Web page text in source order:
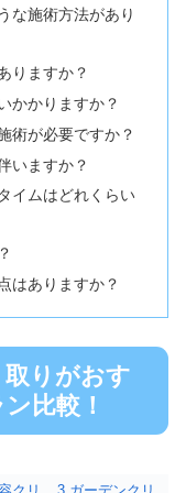
な施術方法があり
りますか？
かかりますか？
術が必要ですか？
いますか？
イムはどれくらい
はありますか？
りがおす
比較！